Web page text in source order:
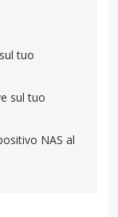
tuo
sul tuo
NAS al